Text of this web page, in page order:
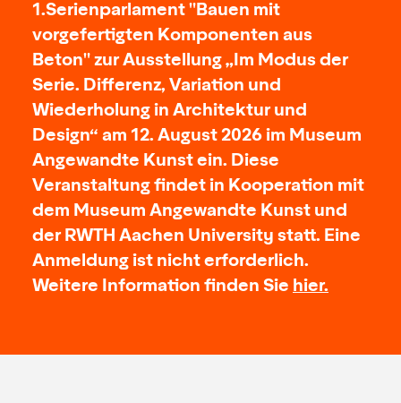
1.Serienparlament "Bauen mit
vorgefertigten Komponenten aus
Beton" zur Ausstellung „Im Modus der
Serie. Differenz, Variation und
Wiederholung in Architektur und
Design“ am 12. August 2026 im Museum
Angewandte Kunst ein. Diese
Veranstaltung findet in Kooperation mit
dem Museum Angewandte Kunst und
der RWTH Aachen University statt. Eine
Anmeldung ist nicht erforderlich.
Weitere Information finden Sie hier.